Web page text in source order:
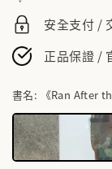
安全支付 /
正品保證 /
書名: 《Ran After